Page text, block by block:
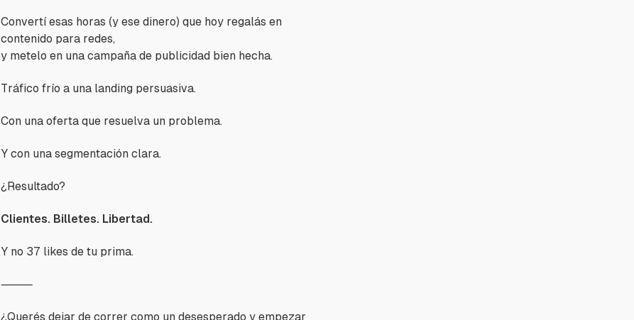
Convertí esas horas (y ese dinero) que hoy regalás en
contenido para redes,
y metelo en una campaña de publicidad bien hecha.
Tráfico frío a una landing persuasiva.
Con una oferta que resuelva un problema.
Y con una segmentación clara.
¿Resultado?
Clientes. Billetes. Libertad.
Y no 37 likes de tu prima.
⸻
¿Querés dejar de correr como un desesperado y empezar